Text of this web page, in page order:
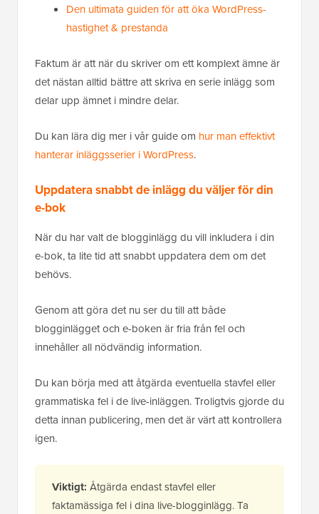
Den ultimata guiden för att öka WordPress-
hastighet & prestanda
Faktum är att när du skriver om ett komplext ämne är
det nästan alltid bättre att skriva en serie inlägg som
delar upp ämnet i mindre delar.
Du kan lära dig mer i vår guide om hur man effektivt
hanterar inläggsserier i WordPress.
Uppdatera snabbt de inlägg du väljer för din
e-bok
När du har valt de blogginlägg du vill inkludera i din
e-bok, ta lite tid att snabbt uppdatera dem om det
behövs.
Genom att göra det nu ser du till att både
blogginlägget och e-boken är fria från fel och
innehåller all nödvändig information.
Du kan börja med att åtgärda eventuella stavfel eller
grammatiska fel i de live-inläggen. Troligtvis gjorde du
detta innan publicering, men det är värt att kontrollera
igen.
Viktigt: Åtgärda endast stavfel eller
faktamässiga fel i dina live-blogginlägg. Ta